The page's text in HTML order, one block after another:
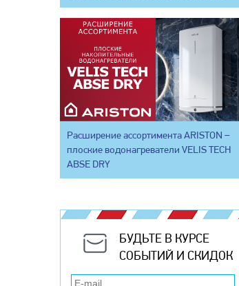
Расширение ассортимента ARISTON –
плоские водонагреватели VELIS TECH
ABSE DRY
БУДЬТЕ В КУРСЕ
СОБЫТИЙ И СКИДОК